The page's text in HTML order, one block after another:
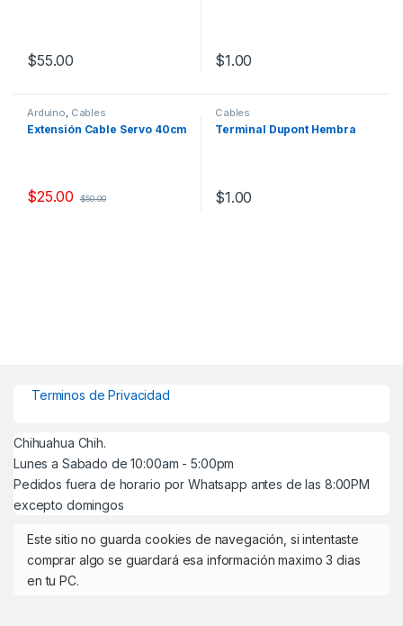
$55.00 $1.00
Arduino, Cables
Extensión Cable Servo 40cm
$25.00 $50.00
Cables
Terminal Dupont Hembra
$1.00
Terminos de Privacidad
Chihuahua Chih.
Lunes a Sabado de 10:00am - 5:00pm
Pedidos fuera de horario por Whatsapp antes de las 8:00PM
excepto domingos
Este sitio no guarda cookies de navegación, si intentaste
comprar algo se guardará esa información maximo 3 dias
en tu PC.